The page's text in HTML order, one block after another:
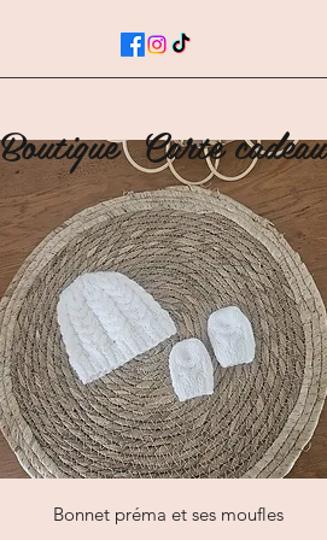
Boutique Carte cadeau
Aperçu rapide
Bonnet préma et ses moufles